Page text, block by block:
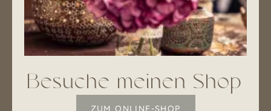
Besuche meinen Shop
ZUM ONLINE-SHOP